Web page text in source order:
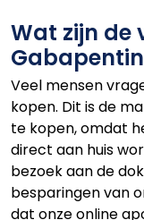
Wat zijn de
Veel mensen
kopen. Dit is de
te kopen, omdat
direct aan huis
bezoek aan de
besparingen van
dat onze online